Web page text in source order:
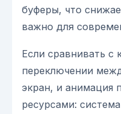
буферы, что
важно для
Если сравнивать с
переключении
экран, и анимация
ресурсами: